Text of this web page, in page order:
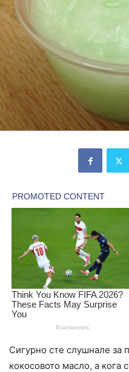
Сигурно сте слушнале за
кокосовото масло, а кога